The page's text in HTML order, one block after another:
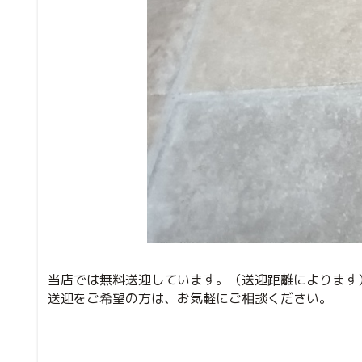
当店では無料送迎しています。（送迎距離によります
送迎をご希望の方は、お気軽にご相談ください。